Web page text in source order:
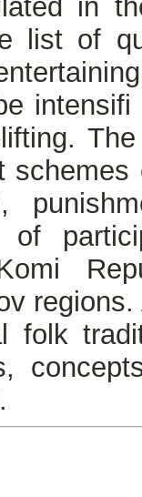
in
list of
of
folk